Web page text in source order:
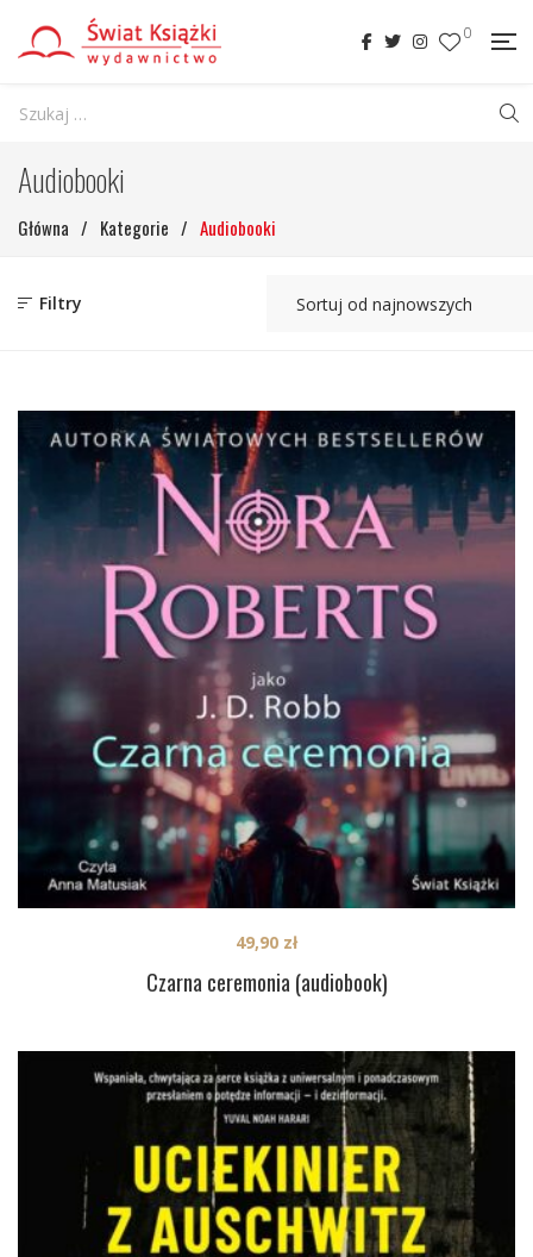
0
Audiobooki
Główna / Kategorie / Audiobooki
Filtry
Czarna ceremonia (audiobook)
49,90 zł